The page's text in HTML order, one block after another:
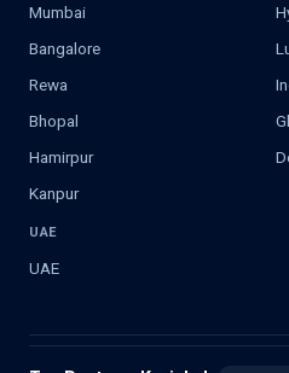
Mumbai
Bangalore
Rewa
Bhopal
Hamirpur
Kanpur
UAE
UAE